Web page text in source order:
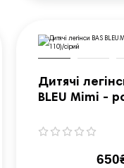
Дитячі
BLEU Mimi -